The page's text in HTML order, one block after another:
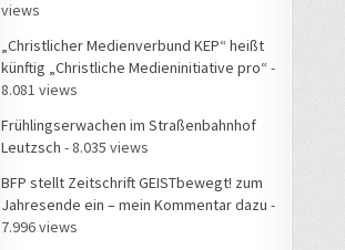
views
„Christlicher Medienverbund KEP“ heißt
künftig „Christliche Medieninitiative pro“ -
8.081 views
Frühlingserwachen im Straßenbahnhof
Leutzsch - 8.035 views
BFP stellt Zeitschrift GEISTbewegt! zum
Jahresende ein – mein Kommentar dazu -
7.996 views